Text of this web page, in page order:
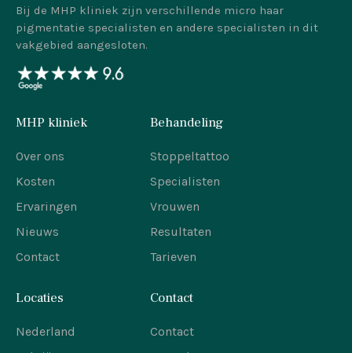
Bij de MHP kliniek zijn verschillende micro haar
pigmentatie specialisten en andere specialisten in dit
vakgebied aangesloten.
MHP kliniek
Over ons
Kosten
Ervaringen
Nieuws
Contact
Behandeling
Stoppeltattoo
Specialisten
Vrouwen
Resultaten
Tarieven
Locaties
Nederland
Contact
Contact